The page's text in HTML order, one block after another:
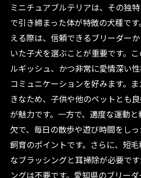
ミニチュアブルテリアは、その独
で引き締まった体が特徴の犬種で
える際は、信頼できるブリーダー
いた子犬を選ぶことが重要です。
ルギッシュ、かつ非常に愛情深い
コミュニケーションを好みます。
きなため、子供や他のペットとも
が魅力です。一方で、適度な運動
欠で、毎日の散歩や遊び時間をし
飼育のポイントです。さらに、短
なブラッシングと耳掃除が必要で
ングは不要です。愛知県のブリー